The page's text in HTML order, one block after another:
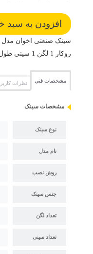
روکار 1 لگن 1 سینی طول 130 سانتیمتر عرض 60 سانتیمتر
مشخصات فنی نظرات
مشخصات سینک
نوع سینک
نام مدل
روش نصب
جنس سینک
تعداد لگن
تعداد سینی